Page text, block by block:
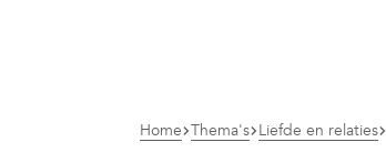
Home Thema's Liefde en relaties